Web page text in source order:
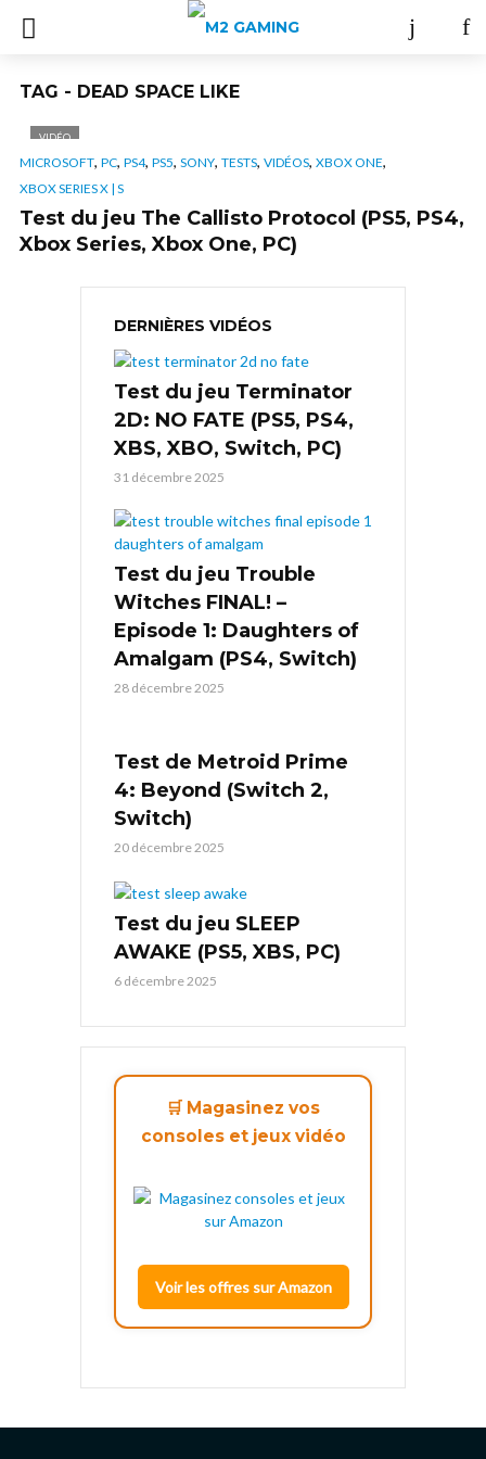
TAG - DEAD SPACE LIKE
VIDÉO
MICROSOFT, PC, PS4, PS5, SONY, TESTS, VIDÉOS, XBOX ONE,
XBOX SERIES X | S
Test du jeu The Callisto Protocol (PS5, PS4,
Xbox Series, Xbox One, PC)
DERNIÈRES VIDÉOS
Test du jeu Terminator
2D: NO FATE (PS5, PS4,
XBS, XBO, Switch, PC)
31 décembre 2025
Test du jeu Trouble
Witches FINAL! –
Episode 1: Daughters of
Amalgam (PS4, Switch)
28 décembre 2025
Test de Metroid Prime
4: Beyond (Switch 2,
Switch)
20 décembre 2025
Test du jeu SLEEP
AWAKE (PS5, XBS, PC)
6 décembre 2025
🛒 Magasinez vos
consoles et jeux vidéo
Voir les offres sur Amazon